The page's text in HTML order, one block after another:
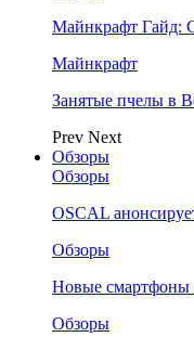
Майнкрафт Гайд:
Майнкрафт
Занятые пчелы в
Prev Next
Обзоры
Обзоры
OSCAL
Обзоры
Новые смартфоны
Обзоры